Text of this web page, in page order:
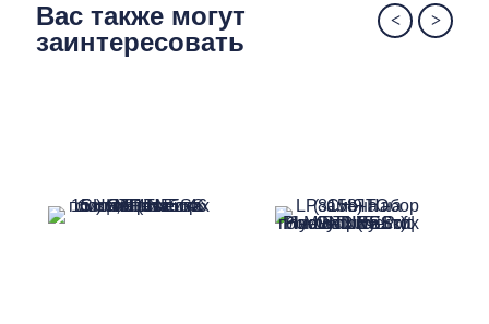
Вас также могут
заинтересовать